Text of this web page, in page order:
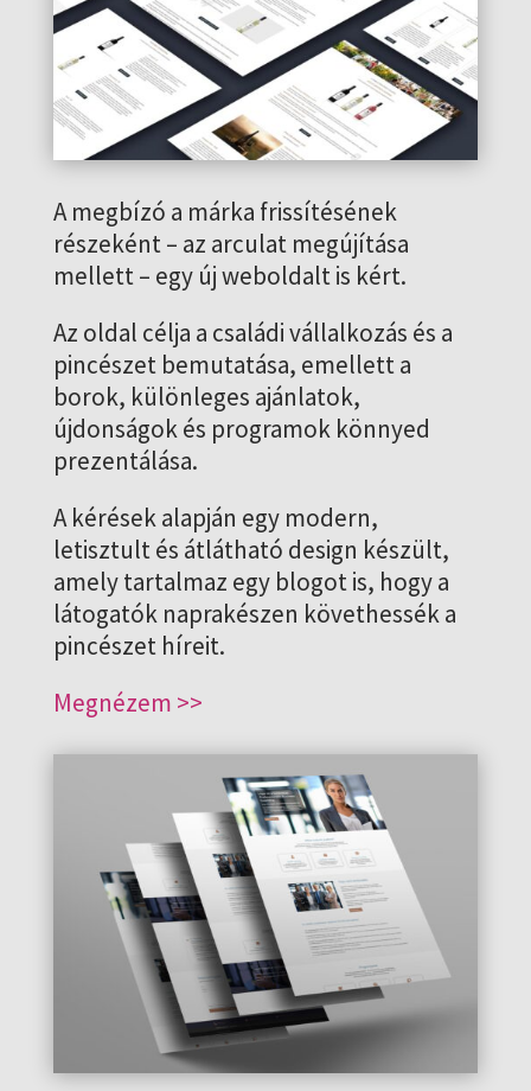
A megbízó a márka frissítésének
részeként – az arculat megújítása
mellett – egy új weboldalt is kért.
Az oldal célja a családi vállalkozás és a
pincészet bemutatása, emellett a
borok, különleges ajánlatok,
újdonságok és programok könnyed
prezentálása.
A kérések alapján egy modern,
letisztult és átlátható design készült,
amely tartalmaz egy blogot is, hogy a
látogatók naprakészen követhessék a
pincészet híreit.
Megnézem >>